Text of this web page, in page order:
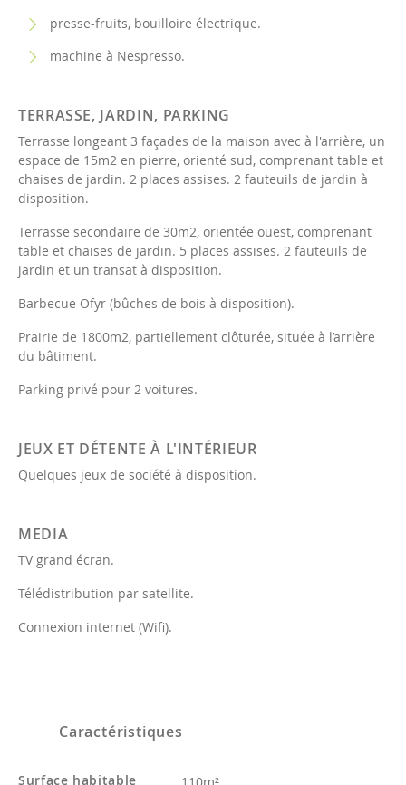
presse-fruits, bouilloire électrique.
machine à Nespresso.
TERRASSE, JARDIN, PARKING
Terrasse longeant 3 façades de la maison avec à l'arrière, un
espace de 15m2 en pierre, orienté sud, comprenant table et
chaises de jardin. 2 places assises. 2 fauteuils de jardin à
disposition.
Terrasse secondaire de 30m2, orientée ouest, comprenant
table et chaises de jardin. 5 places assises. 2 fauteuils de
jardin et un transat à disposition.
Barbecue Ofyr (bûches de bois à disposition).
Prairie de 1800m2, partiellement clôturée, située à l’arrière
du bâtiment.
Parking privé pour 2 voitures.
JEUX ET DÉTENTE À L'INTÉRIEUR
Quelques jeux de société à disposition.
MEDIA
TV grand écran.
Télédistribution par satellite.
Connexion internet (Wifi).
Caractéristiques
Surface habitable